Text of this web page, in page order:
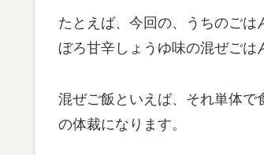
たとえば、今回の、うちのご
ぼろ甘辛しょうゆ味の混ぜごは
混ぜご飯といえば、それ単体
の体裁になります。